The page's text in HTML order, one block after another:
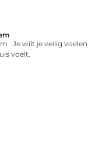
Je wilt je veilig voelen
voelt.